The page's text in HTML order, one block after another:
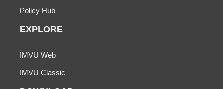
Policy Hub
EXPLORE
IMVU Web
IMVU Classic